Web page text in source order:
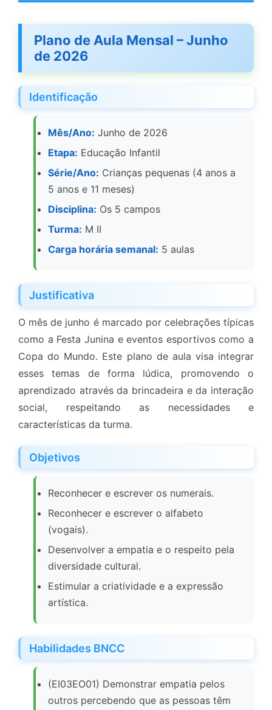
Plano de Aula Mensal – Junho
de 2026
Identificação
Mês/Ano: Junho de 2026
Etapa: Educação Infantil
Série/Ano: Crianças pequenas (4 anos a
5 anos e 11 meses)
Disciplina: Os 5 campos
Turma: M II
Carga horária semanal: 5 aulas
Justificativa
O mês de junho é marcado por celebrações típicas
como a Festa Junina e eventos esportivos como a
Copa do Mundo. Este plano de aula visa integrar
esses temas de forma lúdica, promovendo o
aprendizado através da brincadeira e da interação
social, respeitando as necessidades e
características da turma.
Objetivos
Reconhecer e escrever os numerais.
Reconhecer e escrever o alfabeto
(vogais).
Desenvolver a empatia e o respeito pela
diversidade cultural.
Estimular a criatividade e a expressão
artística.
Habilidades BNCC
(EI03EO01) Demonstrar empatia pelos
outros percebendo que as pessoas têm